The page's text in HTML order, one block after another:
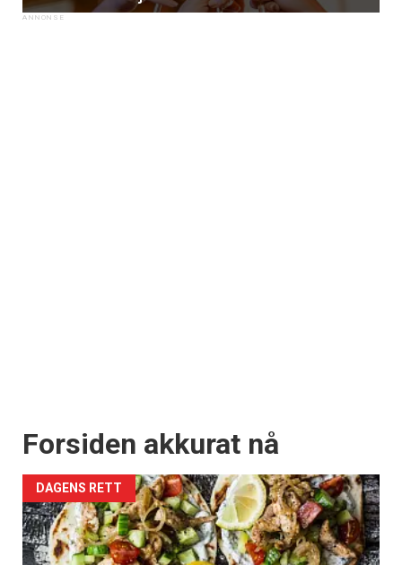
Forsiden akkurat nå
DAGENS RETT